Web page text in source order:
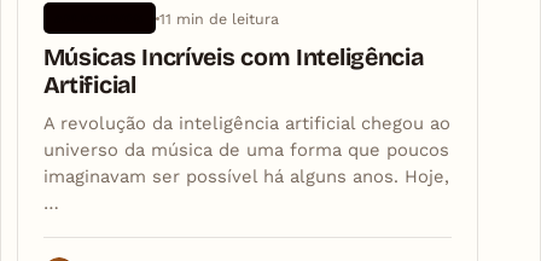
11 min de leitura
Músicas Incríveis com Inteligência
Artificial
A revolução da inteligência artificial chegou ao
universo da música de uma forma que poucos
imaginavam ser possível há alguns anos. Hoje,
…